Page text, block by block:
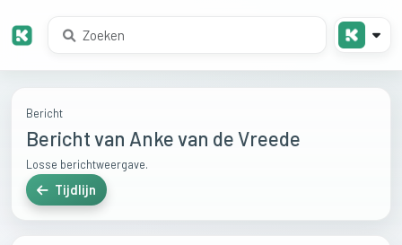
Bericht
Bericht van Anke van de Vreede
Losse berichtweergave.
Tijdlijn